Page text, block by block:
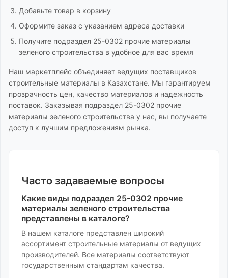
Добавьте товар в корзину
Оформите заказ с указанием адреса доставки
Получите подраздел 25-0302 прочие материалы
зеленого строительства в удобное для вас время
Наш маркетплейс объединяет ведущих поставщиков
строительные материалы в Казахстане. Мы гарантируем
прозрачность цен, качество материалов и надежность
поставок. Заказывая подраздел 25-0302 прочие
материалы зеленого строительства у нас, вы получаете
доступ к лучшим предложениям рынка.
Часто задаваемые вопросы
Какие виды подраздел 25-0302 прочие
материалы зеленого строительства
представлены в каталоге?
В нашем каталоге представлен широкий
ассортимент строительные материалы от ведущих
производителей. Все материалы соответствуют
государственным стандартам качества.